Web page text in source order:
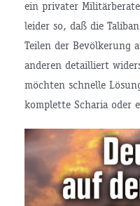
ein privater
leider so, daß die
Teilen der Bevölkerung
anderen detailliert
möchten schnelle
komplette Scharia oder